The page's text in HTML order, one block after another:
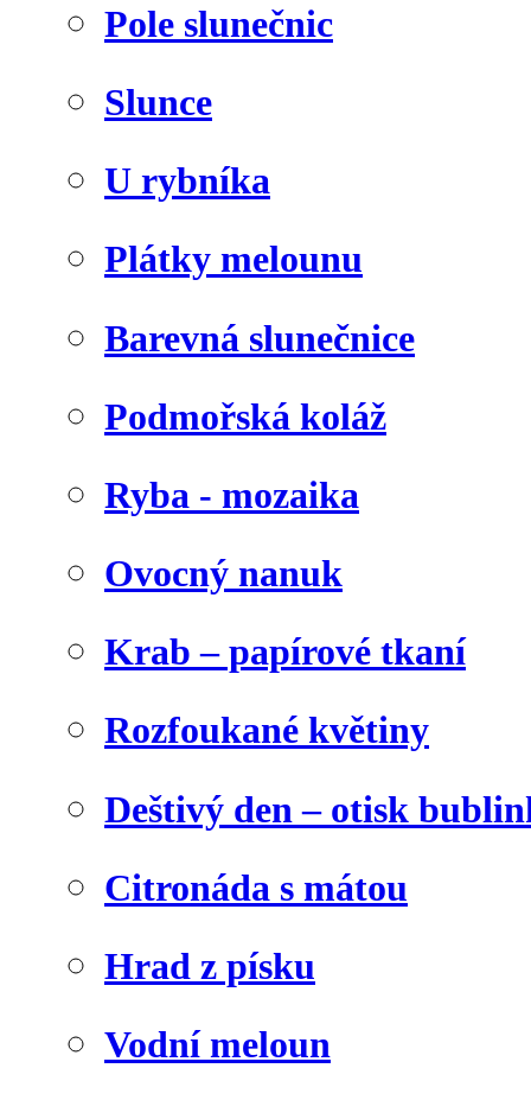
Pole slunečnic
Slunce
U rybníka
Plátky melounu
Barevná slunečnice
Podmořská koláž
Ryba - mozaika
Ovocný nanuk
Krab – papírové tkaní
Rozfoukané květiny
Deštivý den – otisk
Citronáda s mátou
Hrad z písku
Vodní meloun